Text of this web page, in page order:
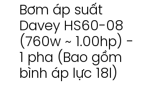
Bơm áp suất
Davey HS60-08
(760w ~ 1.00hp) -
1 pha (Bao gồm
bình áp lực 18l)